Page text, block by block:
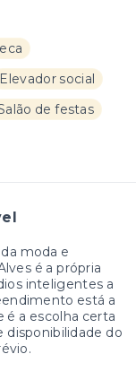
Elevador social
de festas
moda e
é a própria
inteligentes a
está a
é a escolha certa
disponibilidade do